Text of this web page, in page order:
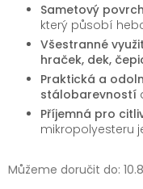
Můžeme doručit do:
Sametový
který působí
Všestranné
hraček, dek,
Praktická a
stálobarevností
Příjemná pro
mikropolyesteru